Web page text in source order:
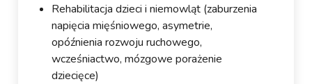
Rehabilitacja dzieci i niemowląt (zaburzenia
napięcia mięśniowego, asymetrie,
opóźnienia rozwoju ruchowego,
wcześniactwo, mózgowe porażenie
dziecięce)